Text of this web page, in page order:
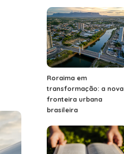
Roraima em
transformação: a nova
fronteira urbana
brasileira